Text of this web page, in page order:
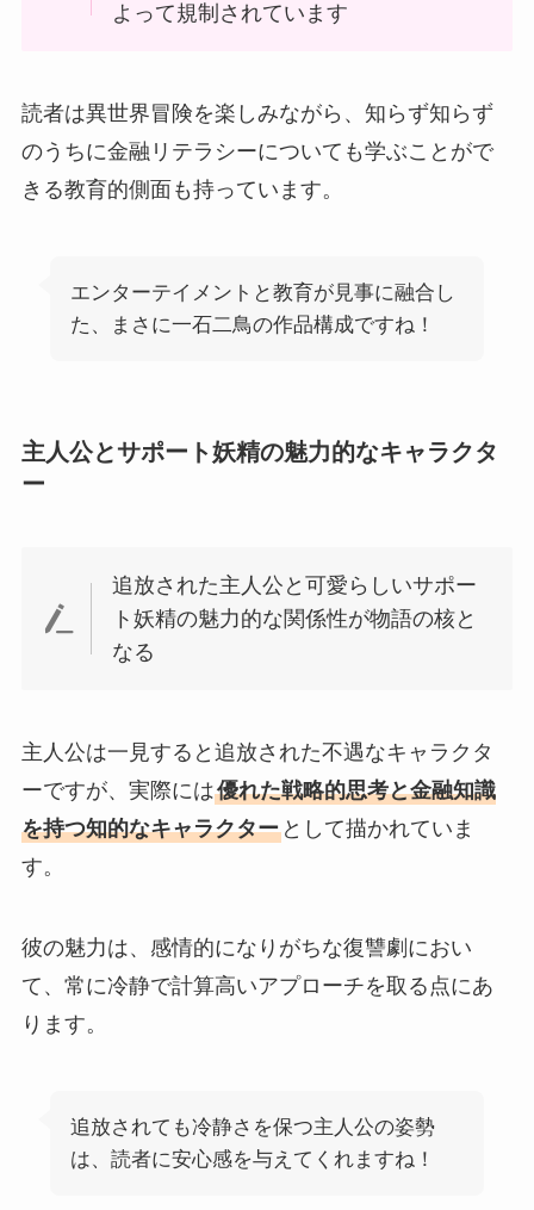
よって規制されています
読者は異世界冒険を楽しみながら、知らず知らず
のうちに金融リテラシーについても学ぶことがで
きる教育的側面も持っています。
エンターテイメントと教育が見事に融合し
た、まさに一石二鳥の作品構成ですね！
主人公とサポート妖精の魅力的なキャラクタ
ー
追放された主人公と可愛らしいサポー
ト妖精の魅力的な関係性が物語の核と
なる
主人公は一見すると追放された不遇なキャラクタ
ーですが、実際には優れた戦略的思考と金融知識
を持つ知的なキャラクターとして描かれていま
す。
彼の魅力は、感情的になりがちな復讐劇におい
て、常に冷静で計算高いアプローチを取る点にあ
ります。
追放されても冷静さを保つ主人公の姿勢
は、読者に安心感を与えてくれますね！